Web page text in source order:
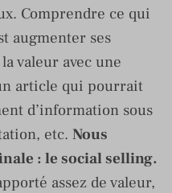
Comprendre ce qui
augmenter ses
valeur avec une
article qui pourrait
d’information sous
etc. Nous
: le social selling.
assez de valeur,